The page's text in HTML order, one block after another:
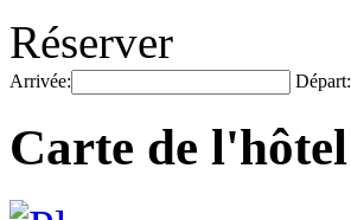
Réserver
Arrivée: Départ:
Carte de l'hôtel